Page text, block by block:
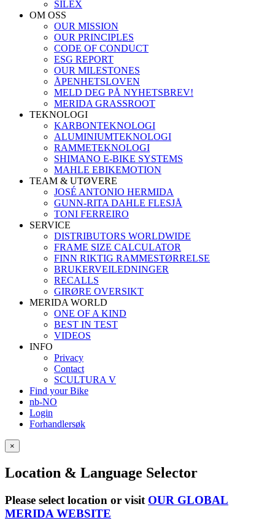
SILEX
OM OSS
OUR MISSION
OUR PRINCIPLES
CODE OF CONDUCT
ESG REPORT
OUR MILESTONES
ÅPENHETSLOVEN
MELD DEG PÅ NYHETSBREV!
MERIDA GRASSROOT
TEKNOLOGI
KARBONTEKNOLOGI
ALUMINIUMTEKNOLOGI
RAMMETEKNOLOGI
SHIMANO E-BIKE SYSTEMS
MAHLE EBIKEMOTION
TEAM & UTØVERE
JOSÉ ANTONIO HERMIDA
GUNN-RITA DAHLE FLESJÅ
TONI FERREIRO
SERVICE
DISTRIBUTORS WORLDWIDE
FRAME SIZE CALCULATOR
FINN RIKTIG RAMMESTØRRELSE
BRUKERVEILEDNINGER
RECALLS
GIRØRE OVERSIKT
MERIDA WORLD
ONE OF A KIND
BEST IN TEST
VIDEOS
INFO
Privacy
Contact
SCULTURA V
Find your Bike
nb-NO
Login
Forhandlersøk
×
Location & Language Selector
Please select location or visit OUR GLOBAL
MERIDA WEBSITE